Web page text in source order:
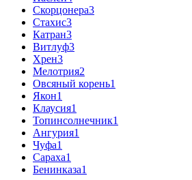
Скорцонера3
Стахис3
Катран3
Витлуф3
Хрен3
Мелотрия2
Овсяный корень1
Якон1
Клаусия1
Топинсолнечник1
Ангурия1
Чуфа1
Сараха1
Бенинказа1